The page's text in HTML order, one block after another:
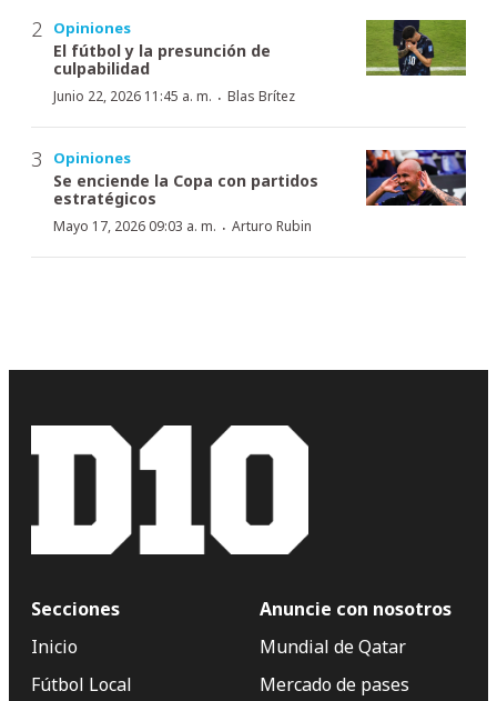
Opiniones
El fútbol y la presunción de
culpabilidad
Junio 22, 2026 11:45 a. m. · Blas Brítez
Opiniones
Se enciende la Copa con partidos
estratégicos
Mayo 17, 2026 09:03 a. m. · Arturo Rubin
Secciones
Inicio
Fútbol Local
Anuncie con nosotros
Mundial de Qatar
Mercado de pases